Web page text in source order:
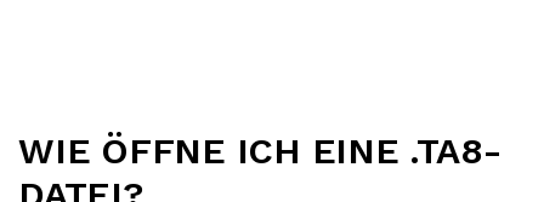
WIE ÖFFNE ICH EINE .TA8-